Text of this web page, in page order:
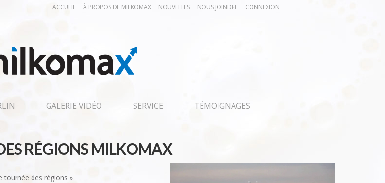
ACCUEIL À PROPOS DE MILKOMAX NOUVELLES NOUS JOINDRE CONNEXION
GALERIE VIDÉO SERVICE TÉMOIGNAGES
RÉGIONS MILKOMAX
tournée des régions »